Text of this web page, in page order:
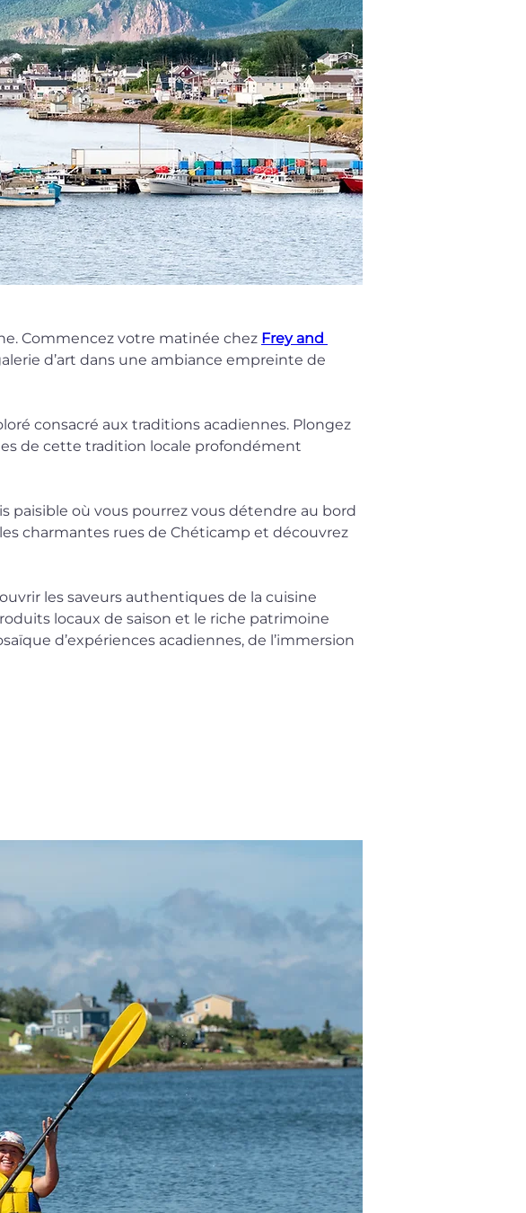
Commencez votre matinée chez Frey and
d’art dans une ambiance empreinte de
consacré aux traditions acadiennes. Plongez
de cette tradition locale profondément
paisible où vous pourrez vous détendre au bord
charmantes rues de Chéticamp et découvrez
les saveurs authentiques de la cuisine
locaux de saison et le riche patrimoine
d’expériences acadiennes, de l’immersion